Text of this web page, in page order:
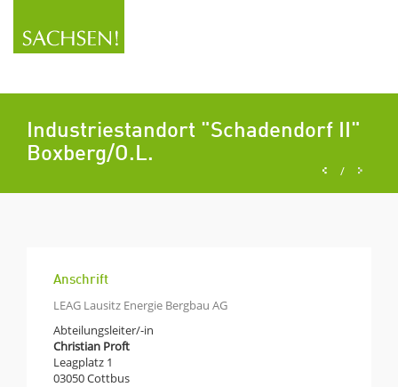
Industriestandort "Schadendorf II"
Boxberg/O.L.
/
Anschrift
LEAG Lausitz Energie Bergbau AG
Abteilungsleiter/-in
Christian Proft
Leagplatz 1
03050Cottbus